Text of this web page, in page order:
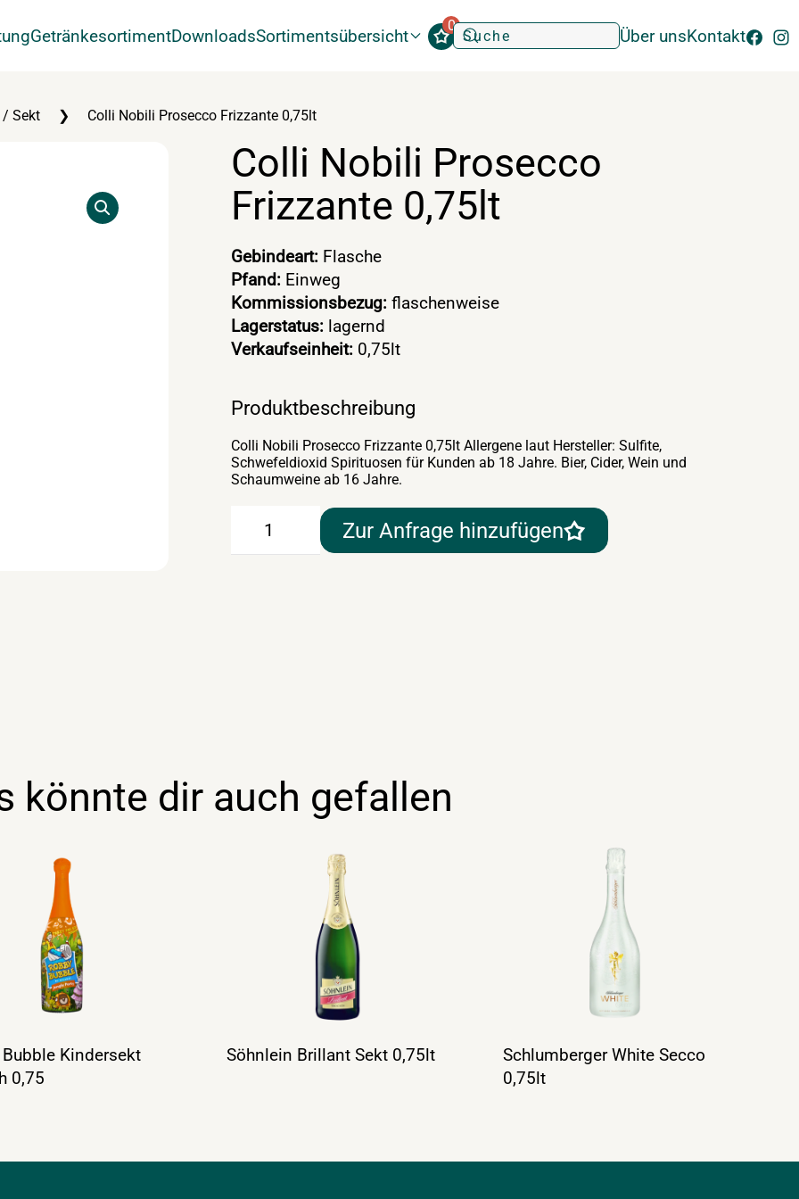
GetränkesortimentDownloadsSortimentsübersicht
0
Über unsKontakt
/ Sekt Colli Nobili Prosecco Frizzante 0,75lt
Colli Nobili Prosecco
Frizzante 0,75lt
Gebindeart: Flasche
Pfand: Einweg
Kommissionsbezug: flaschenweise
Lagerstatus: lagernd
Verkaufseinheit: 0,75lt
Produktbeschreibung
Colli Nobili Prosecco Frizzante 0,75lt Allergene laut Hersteller: Sulfite,
Schwefeldioxid Spirituosen für Kunden ab 18 Jahre. Bier, Cider, Wein und
Schaumweine ab 16 Jahre.
Nobili
Zur Anfrage hinzufügen
könnte dir auch gefallen
Kindersekt
0,75
Söhnlein Brillant Sekt 0,75lt
Schlumberger White Secco
0,75lt